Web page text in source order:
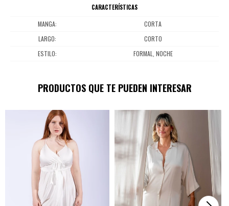
CARACTERÍSTICAS
MANGA
CORTA
LARGO
CORTO
ESTILO
FORMAL, NOCHE
PRODUCTOS QUE TE PUEDEN INTERESAR